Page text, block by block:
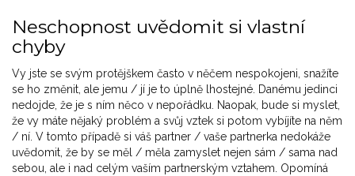
Neschopnost uvědomit si vlastní
chyby
Vy jste se svým protějškem často v něčem nespokojeni, snažíte
se ho změnit, ale jemu / jí je to úplně lhostejné. Danému jedinci
nedojde, že je s ním něco v nepořádku. Naopak, bude si myslet,
že vy máte nějaký problém a svůj vztek si potom vybíjíte na něm
/ ní. V tomto případě si váš partner / vaše partnerka nedokáže
uvědomit, že by se měl / měla zamyslet nejen sám / sama nad
sebou, ale i nad celým vaším partnerským vztahem. Opomíná